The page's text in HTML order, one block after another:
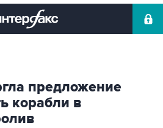
предложение
корабли в